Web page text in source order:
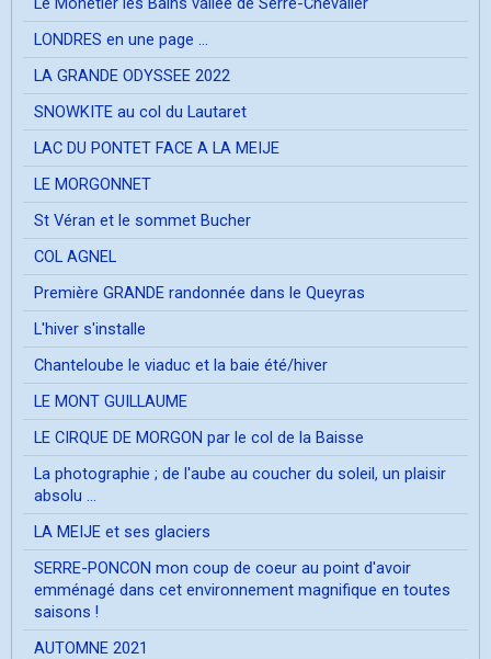
LONDRES en une page ...
LA GRANDE ODYSSEE 2022
SNOWKITE au col du Lautaret
LAC DU PONTET FACE A LA MEIJE
LE MORGONNET
St Véran et le sommet Bucher
COL AGNEL
Première GRANDE randonnée dans le Queyras
L'hiver s'installe
Chanteloube le viaduc et la baie été/hiver
LE MONT GUILLAUME
LE CIRQUE DE MORGON par le col de la Baisse
La photographie ; de l'aube au coucher du soleil, un plaisir
absolu ...
LA MEIJE et ses glaciers
SERRE-PONCON mon coup de coeur au point d'avoir
emménagé dans cet environnement magnifique en toutes
saisons !
AUTOMNE 2021